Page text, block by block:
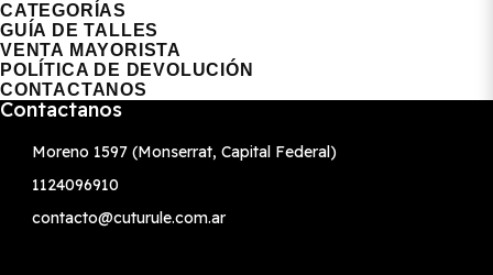
CATEGORÍAS
GUÍA DE TALLES
VENTA MAYORISTA
POLÍTICA DE DEVOLUCIÓN
CONTACTANOS
Contactanos
Moreno 1597 (Monserrat, Capital Federal)
1124096910
contacto@cuturule.com.ar